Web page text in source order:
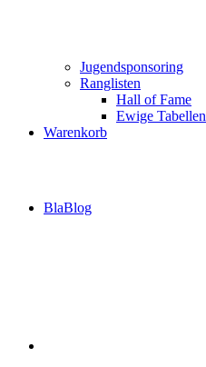
Jugendsponsoring
Ranglisten
Hall of Fame
Ewige Tabellen
Warenkorb
BlaBlog